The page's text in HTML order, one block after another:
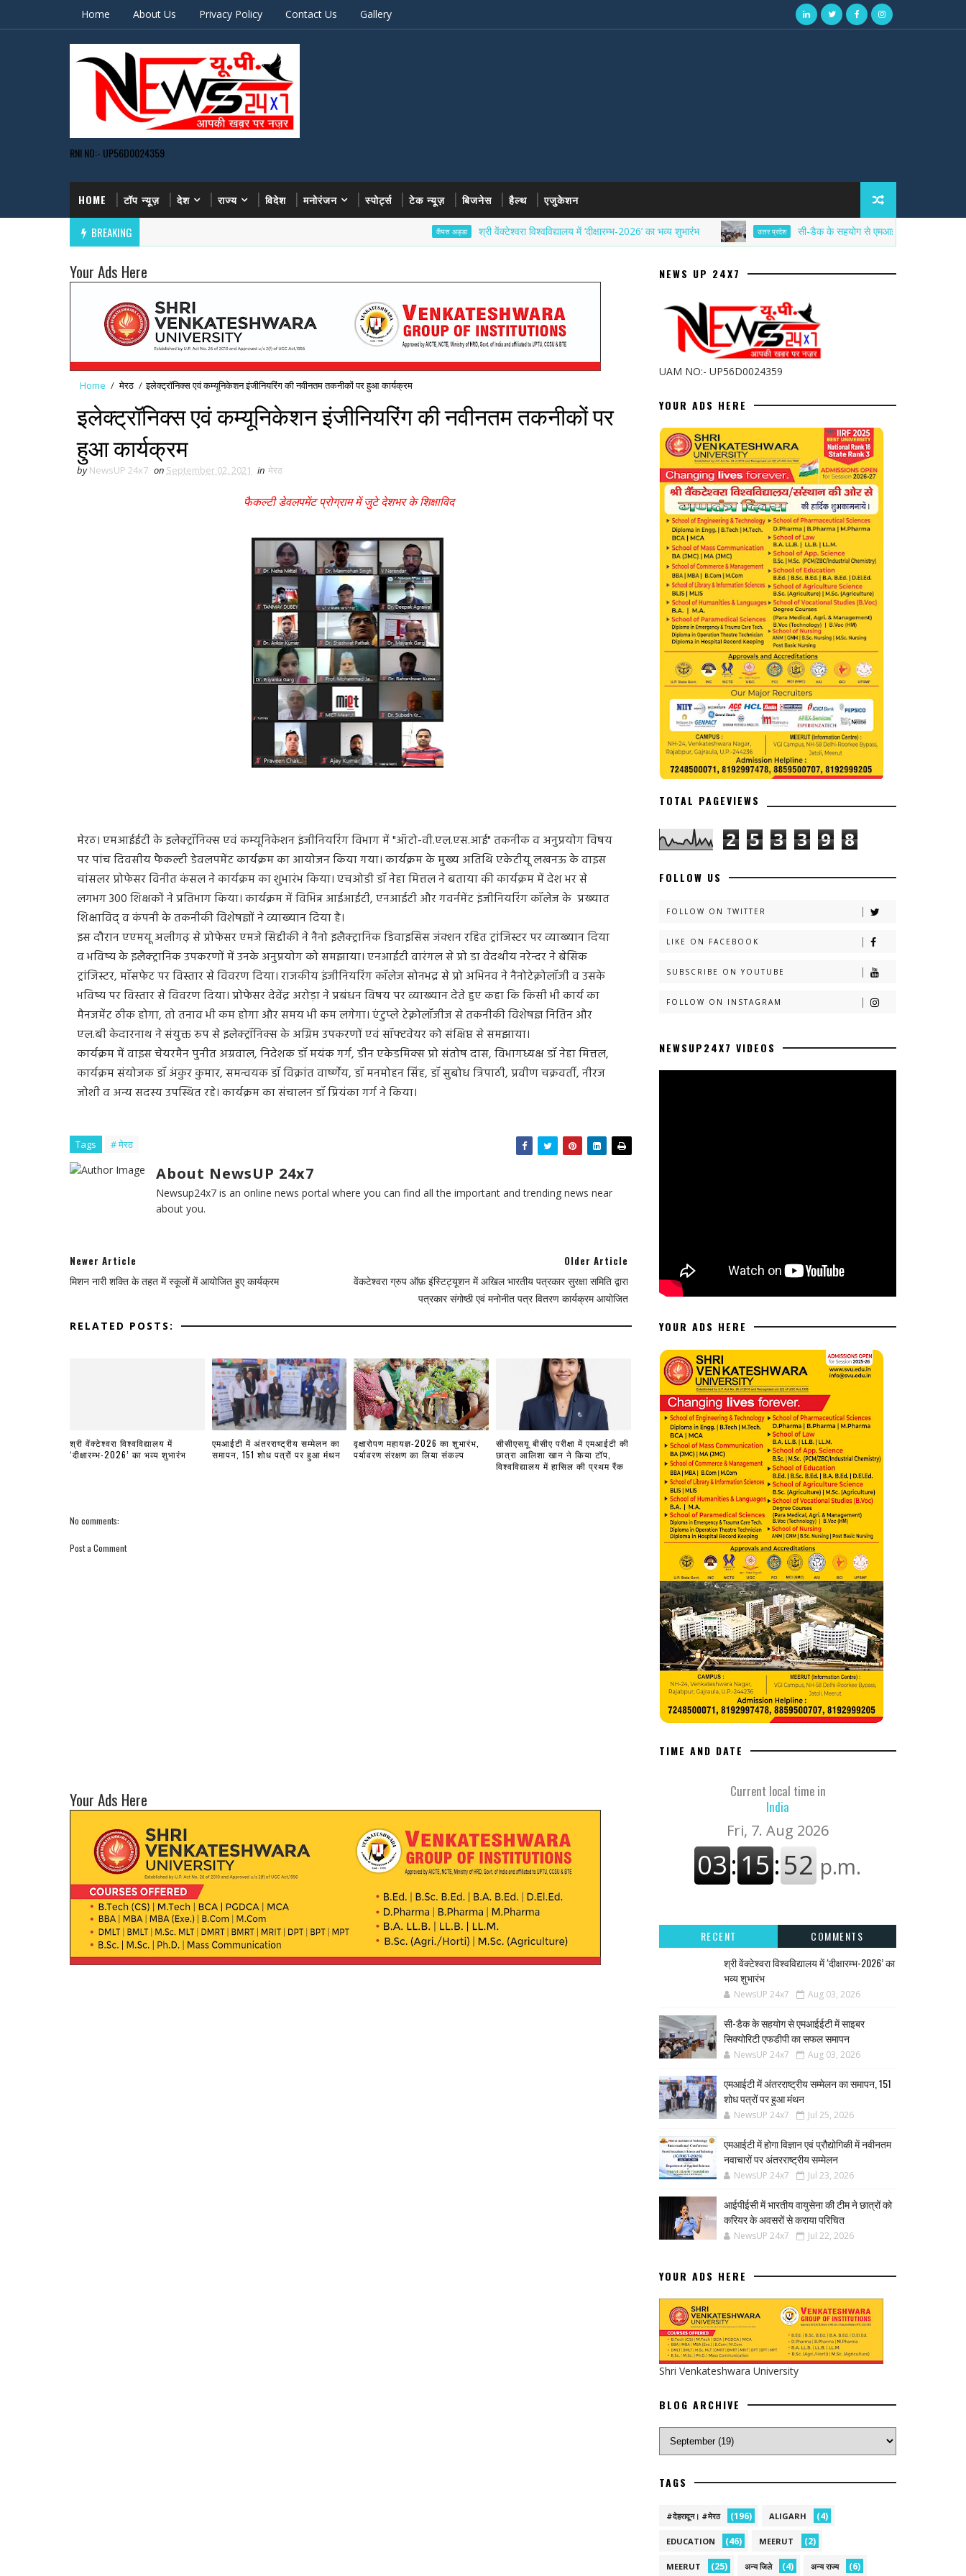
Home About Us Privacy Policy Contact Us Gallery
RNI NO:- UP56D0024359
HOME टॉप न्यूज़ देश राज्य विदेश मनोरंजन स्पोर्ट्स टेक न्यूज़ बिजनेस हैल्थ एजुकेशन
BREAKING श्री वेंक्टेश्वरा विश्वविद्यालय में ‘दीक्षारम्भ-2026’ का भव्य शुभारंभ उत्तर प्रदेश सी-डैक के सहयोग से एमआईईटी में साइबर सिक्योरिटी
Your Ads Here
Home / मेरठ / इलेक्ट्रॉनिक्स एवं कम्यूनिकेशन इंजीनियरिंग की नवीनतम तकनीकों पर हुआ कार्यक्रम
इलेक्ट्रॉनिक्स एवं कम्यूनिकेशन इंजीनियरिंग की नवीनतम तकनीकों पर
हुआ कार्यक्रम
by NewsUP 24x7 on September 02, 2021 in मेरठ
फैकल्टी डेवलपमेंट प्रोग्राम में जुटे देशभर के शिक्षाविद
मेरठ। एमआईईटी के इलेक्ट्रॉनिक्स एवं कम्यूनिकेशन इंजीनियरिंग विभाग में "ऑटो-वी.एल.एस.आई" तकनीक व अनुप्रयोग विषय
पर पांच दिवसीय फैकल्टी डेवलपमेंट कार्यक्रम का आयोजन किया गया। कार्यक्रम के मुख्य अतिथि एकेटीयू लखनऊ के वाइस
चांसलर प्रोफेसर विनीत कंसल ने कार्यक्रम का शुभारंभ किया। एचओडी डॉ नेहा मित्तल ने बताया की कार्यक्रम में देश भर से
लगभग 300 शिक्षकों ने प्रतिभाग किया। कार्यक्रम में विभिन्न आईआईटी, एनआईटी और गवर्नमेंट इंजीनियरिंग कॉलेज के प्रख्यात
शिक्षाविद् व कंपनी के तकनीकी विशेषज्ञों ने व्याख्यान दिया है।
इस दौरान एएमयू अलीगढ़ से प्रोफेसर एमजे सिद्दीकी ने नैनो इलैक्ट्रानिक डिवाइसिस जंक्शन रहित ट्रांजिस्टर पर व्याख्यान दिया
व भविष्य के इलैक्ट्रानिक उपकरणों में उनके अनुप्रयोग को समझाया। एनआईटी वारंगल से प्रो डा वेदथीय नरेन्दर ने बेसिक
ट्रांजिस्टर, माॅसफेट पर विस्तार से विवरण दिया। राजकीय इंजीनियरिंग कॉलेज सोनभद्र से प्रो अभिनव ने नैनोटेक्नोलॉजी व उसके
भविष्य पर विस्तार से विवरण दिया। प्रोफेसर देवेंद्र अरोड़ा ने प्रबंधन विषय पर व्याख्यान देते हुए कहा कि किसी भी कार्य का
मैनजमेंट ठीक होगा, तो तनाव भी कम होगा और समय भी कम लगेगा। एंटुप्ले टेक्नोलॉजीज से तकनीकी विशेषज्ञ नितिन और
एल.बी केदारनाथ ने संयुक्त रुप से इलेक्ट्रॉनिक्स के अग्रिम उपकरणों एवं सॉफ्टवेयर को संक्षिप्त से समझाया।
कार्यक्रम में वाइस चेयरमैन पुनीत अग्रवाल, निदेशक डॉ मयंक गर्ग, डीन एकेडमिक्स प्रो संतोष दास, विभागध्यक्ष डॉ नेहा मित्तल,
कार्यक्रम संयोजक डॉ अंकुर कुमार, समन्वयक डॉ विक्रांत वार्ष्णेय, डॉ मनमोहन सिंह, डॉ सुबोध त्रिपाठी, प्रवीण चक्रवर्ती, नीरज
जोशी व अन्य सदस्य उपस्थित रहे। कार्यक्रम का संचालन डॉ प्रियंका गर्ग ने किया।
Tags # मेरठ
About NewsUP 24x7
Newsup24x7 is an online news portal where you can find all the important and trending news near
about you.
Newer Article
मिशन नारी शक्ति के तहत में स्कूलों में आयोजित हुए कार्यक्रम
Older Article
वेंकटेश्वरा ग्रुप ऑफ़ इंस्टिट्यूशन में अखिल भारतीय पत्रकार सुरक्षा समिति द्वारा
पत्रकार संगोष्ठी एवं मनोनीत पत्र वितरण कार्यक्रम आयोजित
RELATED POSTS:
श्री वेंक्टेश्वरा विश्वविद्यालय में
‘दीक्षारम्भ-2026’ का भव्य शुभारंभ
एमआईटी में अंतरराष्ट्रीय सम्मेलन का
समापन, 151 शोध पत्रों पर हुआ मंथन
वृक्षारोपण महायज्ञ-2026 का शुभारंभ,
पर्यावरण संरक्षण का लिया संकल्प
सीसीएसयू बीसीए परीक्षा में एमआईटी की
छात्रा आलिशा खान ने किया टॉप,
विश्वविद्यालय में हासिल की प्रथम रैंक
No comments:
Post a Comment
Your Ads Here
NEWS UP 24X7
UAM NO:- UP56D0024359
YOUR ADS HERE
TOTAL PAGEVIEWS
2 5 3 3 9 8
FOLLOW US
FOLLOW ON TWITTER
LIKE ON FACEBOOK
SUBSCRIBE ON YOUTUBE
FOLLOW ON INSTAGRAM
NEWSUP24X7 VIDEOS
YOUR ADS HERE
TIME AND DATE
Current local time in
India
RECENT
COMMENTS
श्री वेंक्टेश्वरा विश्वविद्यालय में ‘दीक्षारम्भ-2026’ का
भव्य शुभारंभ
NewsUP 24x7 Aug 03, 2026
सी-डैक के सहयोग से एमआईईटी में साइबर
सिक्योरिटी एफडीपी का सफल समापन
NewsUP 24x7 Aug 03, 2026
एमआईटी में अंतरराष्ट्रीय सम्मेलन का समापन, 151
शोध पत्रों पर हुआ मंथन
NewsUP 24x7 Jul 25, 2026
एमआईटी में होगा विज्ञान एवं प्रौद्योगिकी में नवीनतम
नवाचारों पर अंतरराष्ट्रीय सम्मेलन
NewsUP 24x7 Jul 23, 2026
आईपीईसी में भारतीय वायुसेना की टीम ने छात्रों को
करियर के अवसरों से कराया परिचित
NewsUP 24x7 Jul 22, 2026
YOUR ADS HERE
Shri Venkateshwara University
BLOG ARCHIVE
TAGS
#देहरादून। #मेरठ (196) ALIGARH (4)
EDUCATION (46) MEERUT (2)
MEERUT (25) अन्य जिले (4) अन्य राज्य (6)